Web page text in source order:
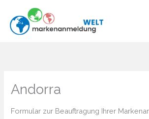
Inhalt
springen
Andorra
Formular zur Beauftragung Ihrer